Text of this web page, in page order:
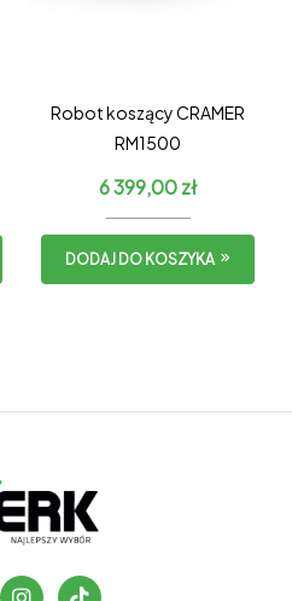
Robot koszący CRAMER
RM1500
6 399,00zł
DODAJ DO KOSZYKA